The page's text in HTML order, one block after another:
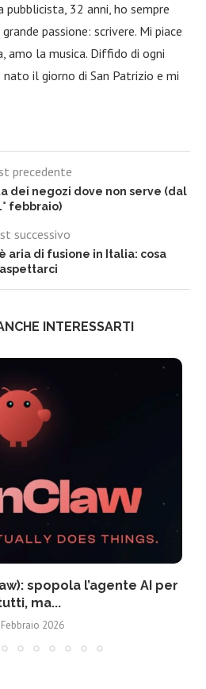
pubblicista, 32 anni, ho sempre
passione: scrivere. Mi piace
amo la musica. Diffido di ogni
il giorno di San Patrizio e mi
precedente
dei negozi dove non serve (dal
febbraio)
successivo
aria di fusione in Italia: cosa
aspettarci
INTERESSARTI
spopola l’agente AI per
ma...
2026